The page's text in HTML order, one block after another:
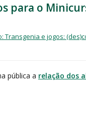
para o
Transgenia e jogos:
pública a relação dos